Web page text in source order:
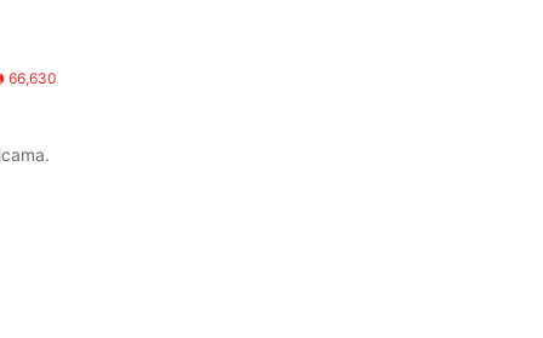
66,630